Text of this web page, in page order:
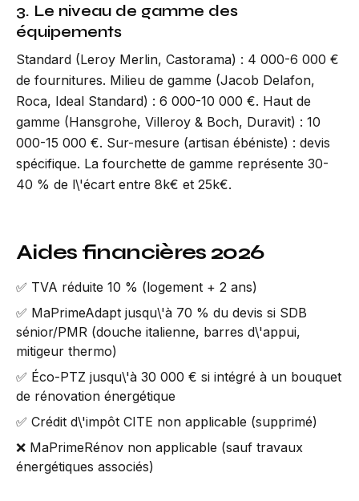
3. Le niveau de gamme des
équipements
Standard (Leroy Merlin, Castorama) : 4 000-6 000 €
de fournitures. Milieu de gamme (Jacob Delafon,
Roca, Ideal Standard) : 6 000-10 000 €. Haut de
gamme (Hansgrohe, Villeroy & Boch, Duravit) : 10
000-15 000 €. Sur-mesure (artisan ébéniste) : devis
spécifique. La fourchette de gamme représente 30-
40 % de l\'écart entre 8k€ et 25k€.
Aides financières 2026
✅ TVA réduite 10 % (logement + 2 ans)
✅ MaPrimeAdapt jusqu\'à 70 % du devis si SDB
sénior/PMR (douche italienne, barres d\'appui,
mitigeur thermo)
✅ Éco-PTZ jusqu\'à 30 000 € si intégré à un bouquet
de rénovation énergétique
✅ Crédit d\'impôt CITE non applicable (supprimé)
❌ MaPrimeRénov non applicable (sauf travaux
énergétiques associés)